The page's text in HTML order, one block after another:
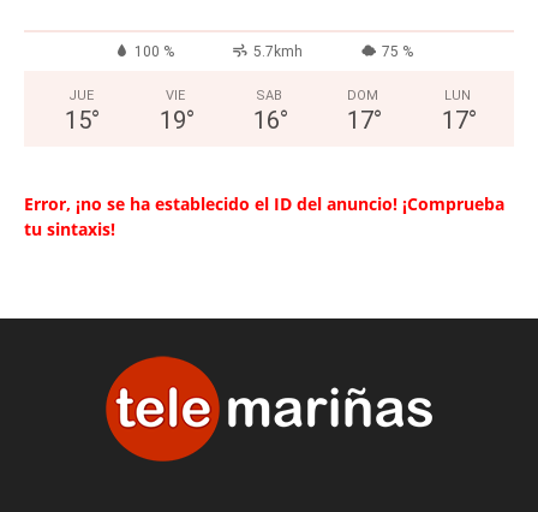
100 % 5.7kmh 75 %
JUE
15°
VIE
19°
SAB
16°
DOM
17°
LUN
17°
Error, ¡no se ha establecido el ID del anuncio! ¡Comprueba
tu sintaxis!